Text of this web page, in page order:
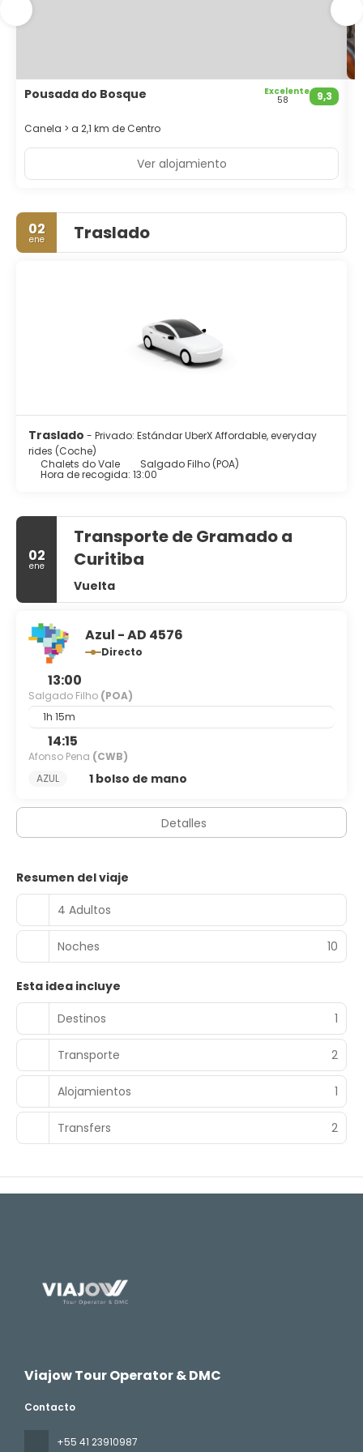
disposición. Hay un aparcamiento sin asistencia gratuito
disponible.
Pousada do Bosque 9,3
Excelente
58
Canela > a 2,1 km de Centro
Ver alojamiento
02
ene Traslado
Traslado - Privado: Estándar UberX Affordable, everyday
rides (Coche)
Chalets do Vale
Salgado Filho (POA)
Hora de recogida: 13:00
02
ene
Transporte de Gramado a
Curitiba
Vuelta
Azul - AD 4576
Directo
13:00
Salgado Filho (POA)
1h 15m
14:15
Afonso Pena (CWB)
AZUL
1 bolso de mano
Detalles
Resumen del viaje
4 Adultos
Noches 10
Esta idea incluye
Destinos
1
Transporte 2
Alojamientos 1
Transfers 2
Viajow Tour Operator & DMC
Contacto
+55 41 23910987